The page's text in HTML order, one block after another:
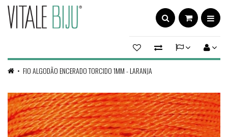
FIO ALGODÃO ENCERADO TORCIDO 1MM - LARANJA